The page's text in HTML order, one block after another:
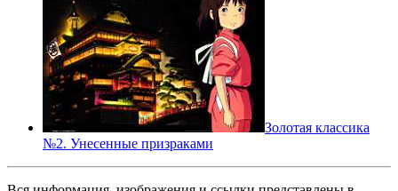
Золотая классика
№2. Унесенные призраками